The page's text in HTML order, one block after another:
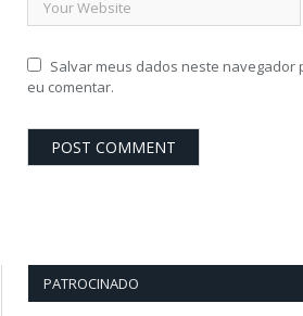
Salvar meus dados neste navegador
eu comentar.
PATROCINADO